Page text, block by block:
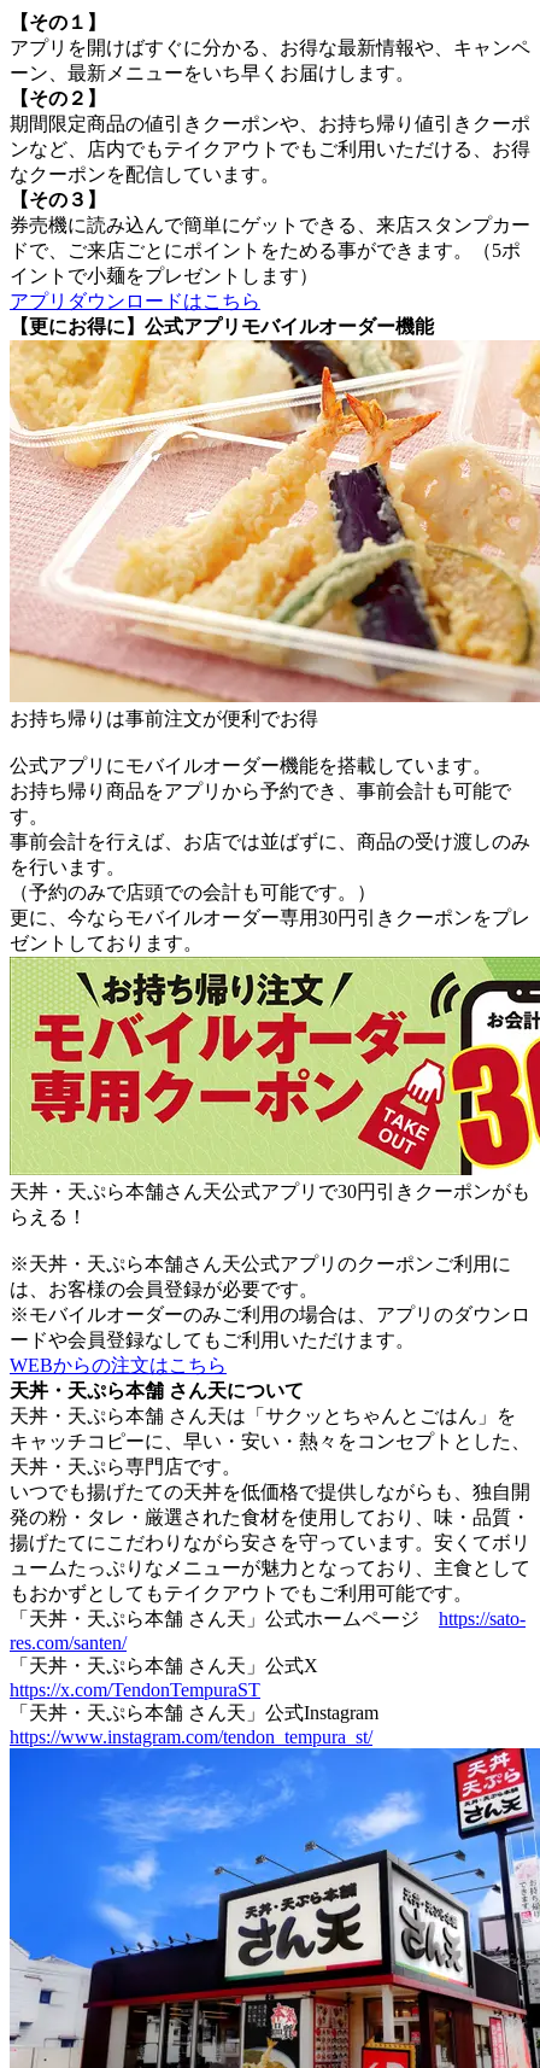
【その１】
アプリを開けばすぐに分かる、お得な最新情報や、キャンペ
ーン、最新メニューをいち早くお届けします。
【その２】
期間限定商品の値引きクーポンや、お持ち帰り値引きクーポ
ンなど、店内でもテイクアウトでもご利用いただける、お得
なクーポンを配信しています。
【その３】
券売機に読み込んで簡単にゲットできる、来店スタンプカー
ドで、ご来店ごとにポイントをためる事ができます。（5ポ
イントで小麺をプレゼントします）
アプリダウンロードはこちら
【更にお得に】公式アプリモバイルオーダー機能
お持ち帰りは事前注文が便利でお得
公式アプリにモバイルオーダー機能を搭載しています。
お持ち帰り商品をアプリから予約でき、事前会計も可能で
す。
事前会計を行えば、お店では並ばずに、商品の受け渡しのみ
を行います。
（予約のみで店頭での会計も可能です。）
更に、今ならモバイルオーダー専用30円引きクーポンをプレ
ゼントしております。
天丼・天ぷら本舗さん天公式アプリで30円引きクーポンがも
らえる！
※天丼・天ぷら本舗さん天公式アプリのクーポンご利用に
は、お客様の会員登録が必要です。
※モバイルオーダーのみご利用の場合は、アプリのダウンロ
ードや会員登録なしてもご利用いただけます。
WEBからの注文はこちら
天丼・天ぷら本舗 さん天について
天丼・天ぷら本舗 さん天は「サクッとちゃんとごはん」を
キャッチコピーに、早い・安い・熱々をコンセプトとした、
天丼・天ぷら専門店です。
いつでも揚げたての天丼を低価格で提供しながらも、独自開
発の粉・タレ・厳選された食材を使用しており、味・品質・
揚げたてにこだわりながら安さを守っています。安くてボリ
ュームたっぷりなメニューが魅力となっており、主食として
もおかずとしてもテイクアウトでもご利用可能です。
「天丼・天ぷら本舗 さん天」公式ホームページ https://sato-
res.com/santen/
「天丼・天ぷら本舗 さん天」公式X
https://x.com/TendonTempuraST
「天丼・天ぷら本舗 さん天」公式Instagram
https://www.instagram.com/tendon_tempura_st/